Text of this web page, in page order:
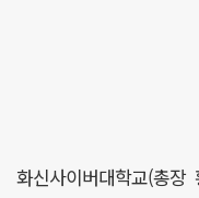
화신사이버대학교(총장